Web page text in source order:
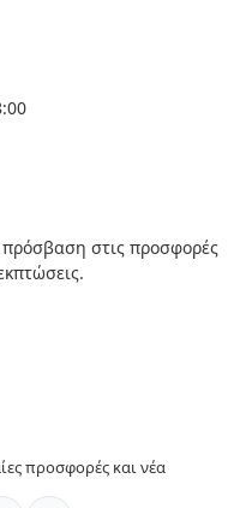
στις προσφορές
προσφορές και νέα